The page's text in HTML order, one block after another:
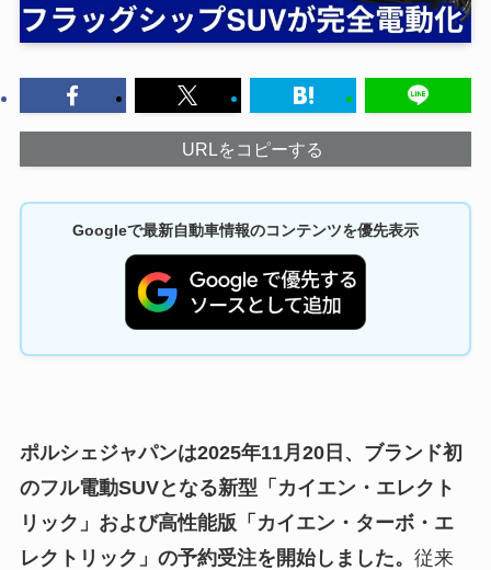
URLをコピーする
Googleで最新自動車情報のコンテンツを優先表示
ポルシェジャパンは2025年11月20日、ブランド初
のフル電動SUVとなる新型「カイエン・エレクト
リック」および高性能版「カイエン・ターボ・エ
レクトリック」の予約受注を開始しました。 従来